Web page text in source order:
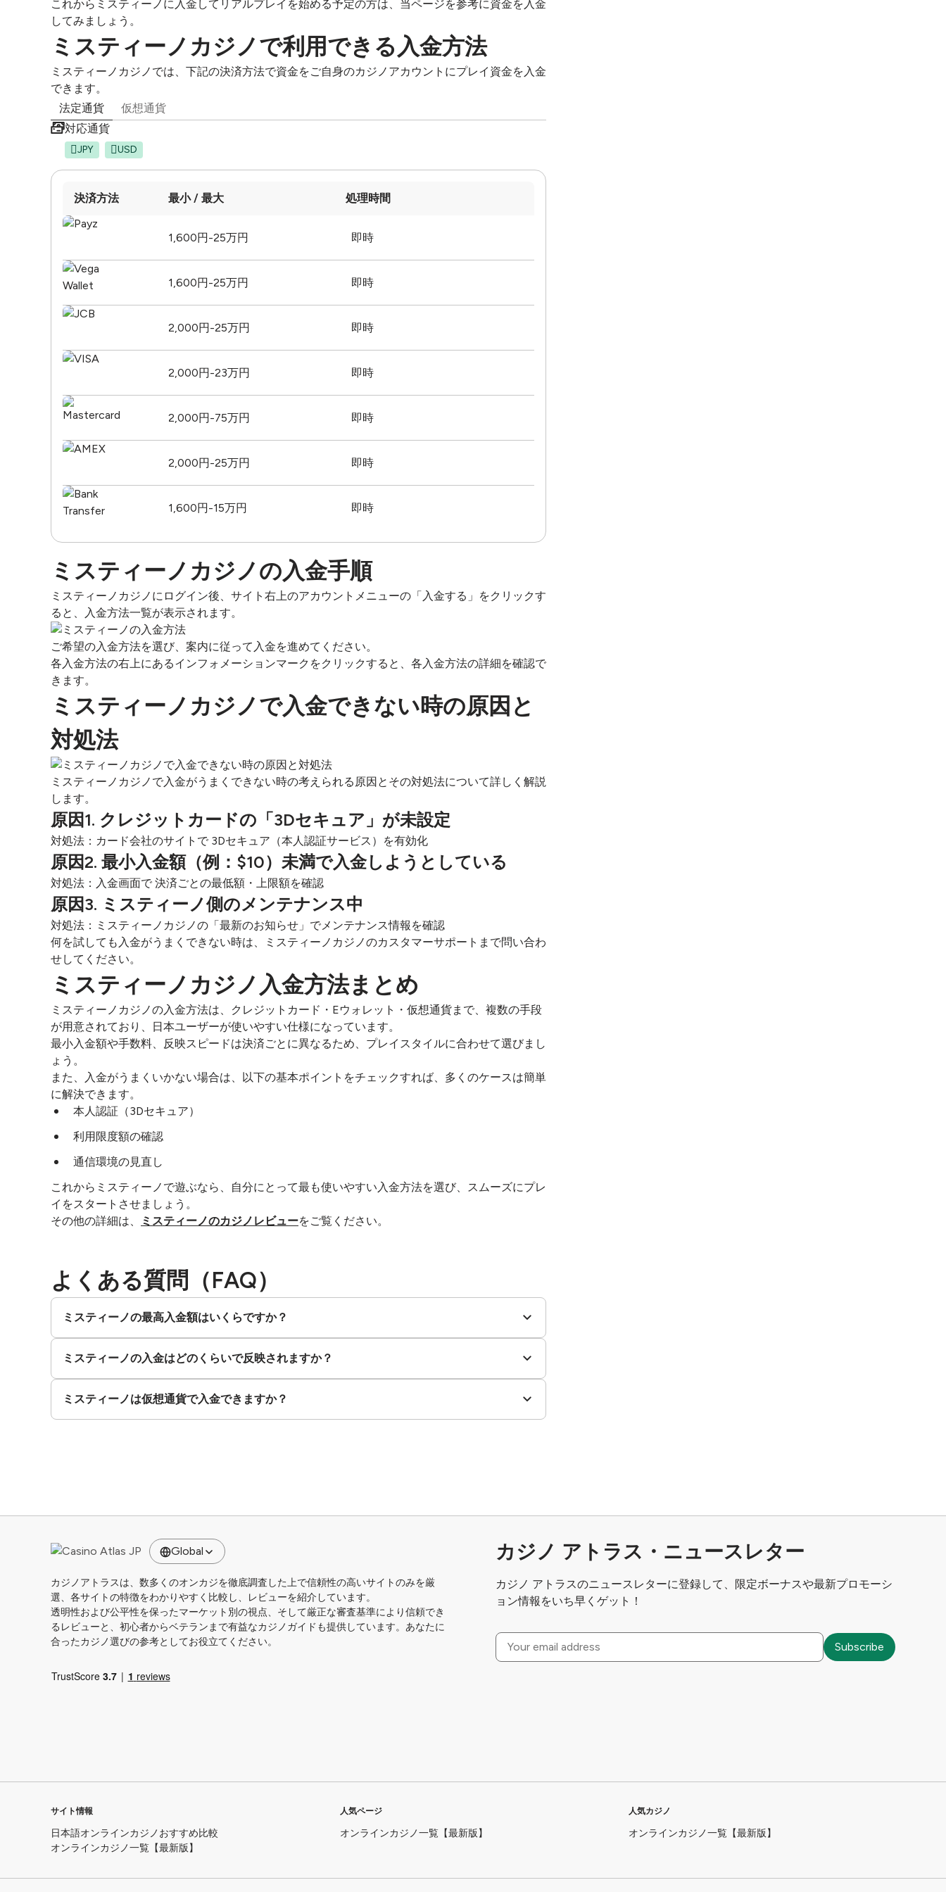
これからミスティーノに入金してリアルプレイを始める予定の方は、当ページを参考に資金を入金
してみましょう。
ミスティーノカジノで利用できる入金方法
ミスティーノカジノでは、下記の決済方法で資金をご自身のカジノアカウントにプレイ資金を入金
できます。
法定通貨
仮想通貨
対応通貨
JPY USD
決済方法 最小 / 最大 処理時間
1,600円-25万円 即時
1,600円-25万円 即時
2,000円-25万円 即時
2,000円-23万円 即時
2,000円-75万円 即時
2,000円-25万円 即時
1,600円-15万円 即時
ミスティーノカジノの入金手順
ミスティーノカジノにログイン後、サイト右上のアカウントメニューの「入金する」をクリックす
ると、入金方法一覧が表示されます。
ご希望の入金方法を選び、案内に従って入金を進めてください。
各入金方法の右上にあるインフォメーションマークをクリックすると、各入金方法の詳細を確認で
きます。
ミスティーノカジノで入金できない時の原因と
対処法
ミスティーノカジノで入金がうまくできない時の考えられる原因とその対処法について詳しく解説
します。
原因1. クレジットカードの「3Dセキュア」が未設定
対処法：カード会社のサイトで 3Dセキュア（本人認証サービス）を有効化
原因2. 最小入金額（例：$10）未満で入金しようとしている
対処法：入金画面で 決済ごとの最低額・上限額を確認
原因3. ミスティーノ側のメンテナンス中
対処法：ミスティーノカジノの「最新のお知らせ」でメンテナンス情報を確認
何を試しても入金がうまくできない時は、ミスティーノカジノのカスタマーサポートまで問い合わ
せしてください。
ミスティーノカジノ入金方法まとめ
ミスティーノカジノの入金方法は、クレジットカード・Eウォレット・仮想通貨まで、複数の手段
が用意されており、日本ユーザーが使いやすい仕様になっています。
最小入金額や手数料、反映スピードは決済ごとに異なるため、プレイスタイルに合わせて選びまし
ょう。
また、入金がうまくいかない場合は、以下の基本ポイントをチェックすれば、多くのケースは簡単
に解決できます。
本人認証（3Dセキュア）
利用限度額の確認
通信環境の見直し
これからミスティーノで遊ぶなら、自分にとって最も使いやすい入金方法を選び、スムーズにプレ
イをスタートさせましょう。
その他の詳細は、
ミスティーノのカジノレビューをご覧ください。
よくある質問（FAQ）
ミスティーノの最高入金額はいくらですか？
ミスティーノの入金はどのくらいで反映されますか？
ミスティーノは仮想通貨で入金できますか？
Global
カジノアトラスは、数多くのオンカジを徹底調査した上で信頼性の高いサイトのみを厳
選、各サイトの特徴をわかりやすく比較し、レビューを紹介しています。
透明性および公平性を保ったマーケット別の視点、そして厳正な審査基準により信頼でき
るレビューと、初心者からベテランまで有益なカジノガイドも提供しています。あなたに
合ったカジノ選びの参考としてお役立てください。
カジノ アトラス・ニュースレター
カジノ アトラスのニュースレターに登録して、限定ボーナスや最新プロモーシ
ョン情報をいち早くゲット！
サイト情報
日本語オンラインカジノおすすめ比較
オンラインカジノ一覧【最新版】
人気ページ
オンラインカジノ一覧【最新版】
人気カジノ
オンラインカジノ一覧【最新版】